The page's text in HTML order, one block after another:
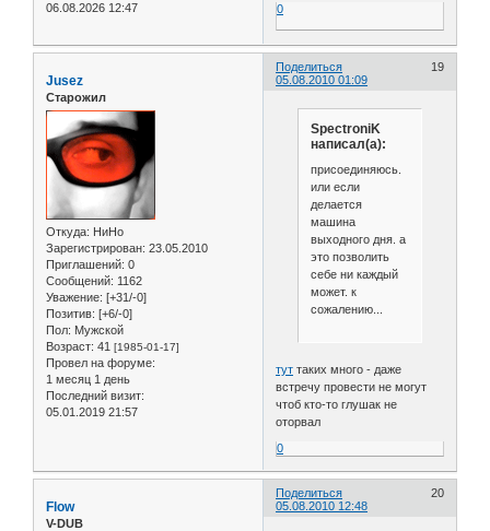
06.08.2026 12:47
0
Поделиться
19
05.08.2010 01:09
Jusez
Старожил
Откуда: НиНо
Зарегистрирован: 23.05.2010
Приглашений: 0
Сообщений: 1162
Уважение: [+31/-0]
Позитив: [+6/-0]
Пол: Мужской
Возраст: 41 [1985-01-17]
Провел на форуме:
1 месяц 1 день
Последний визит:
05.01.2019 21:57
SpectroniK
написал(а):
присоединяюсь.
или если
делается
машина
выходного дня. а
это позволить
себе ни каждый
может. к
сожалению...
тут таких много - даже
встречу провести не могут
чтоб кто-то глушак не
оторвал
0
Поделиться
20
05.08.2010 12:48
Flow
V-DUB